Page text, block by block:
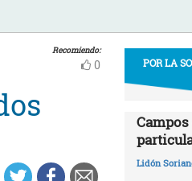
Recomiendo:
0 POR LA
Lidón